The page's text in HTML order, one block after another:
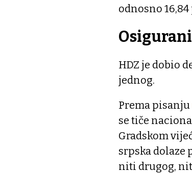
odnosno
HDZ je dobio
jednog.
Prema pisanju
se tiče
Gradskom
srpska dolaze
niti drugog,